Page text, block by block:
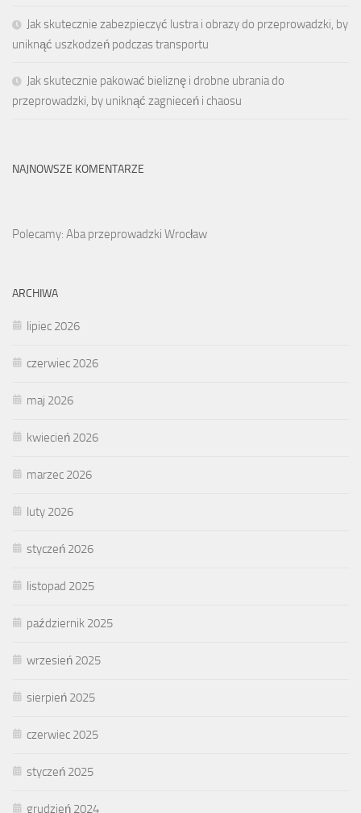
Jak skutecznie zabezpieczyć lustra i obrazy do przeprowadzki, by
uniknąć uszkodzeń podczas transportu
Jak skutecznie pakować bieliznę i drobne ubrania do
przeprowadzki, by uniknąć zagnieceń i chaosu
NAJNOWSZE KOMENTARZE
Polecamy: Aba przeprowadzki Wrocław
ARCHIWA
lipiec 2026
czerwiec 2026
maj 2026
kwiecień 2026
marzec 2026
luty 2026
styczeń 2026
listopad 2025
październik 2025
wrzesień 2025
sierpień 2025
czerwiec 2025
styczeń 2025
grudzień 2024